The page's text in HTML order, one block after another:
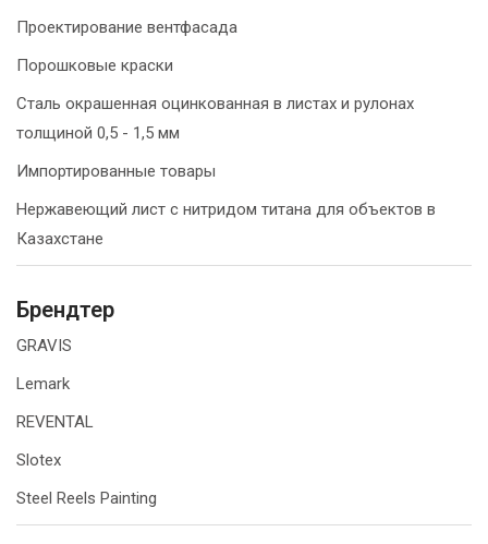
Проектирование вентфасада
Порошковые краски
Сталь окрашенная оцинкованная в листах и рулонах
толщиной 0,5 - 1,5 мм
Импортированные товары
Нержавеющий лист с нитридом титана для объектов в
Казахстане
Брендтер
GRAVIS
Lemark
REVENTAL
Slotex
Steel Reels Painting